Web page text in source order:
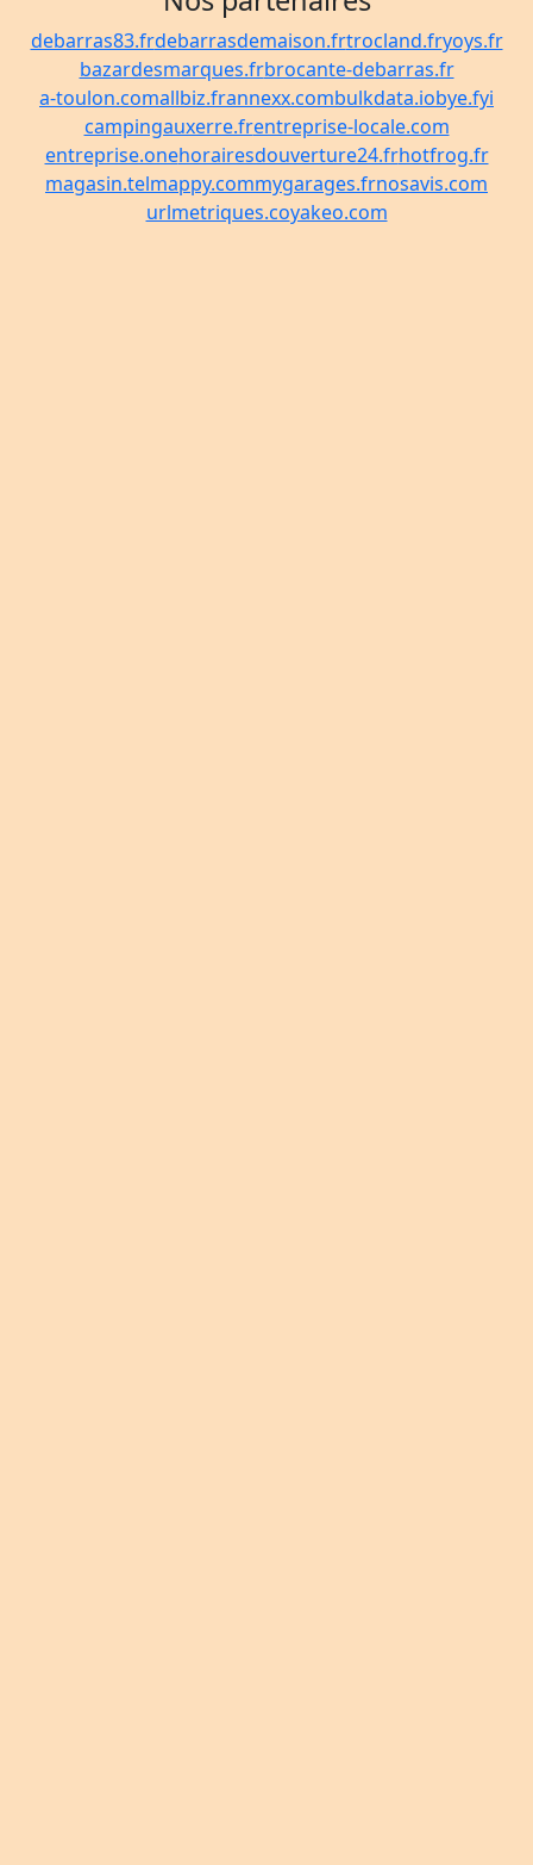
debarras83.frdebarrasdemaison.frtrocland.fryoys.fr
bazardesmarques.frbrocante-debarras.fr
a-toulon.comallbiz.frannexx.combulkdata.iobye.fyi
campingauxerre.frentreprise-locale.com
entreprise.onehorairesdouverture24.frhotfrog.fr
magasin.telmappy.commygarages.frnosavis.com
urlmetriques.coyakeo.com